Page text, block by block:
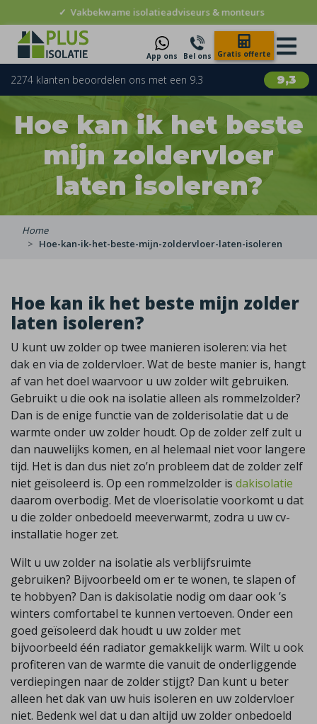
✓ Vakbekwame isolatieadviseurs & monteurs
App ons Bel ons Gratis offerte
9,3
2274 klanten beoordelen ons met een 9.3
Hoe kan ik het beste
mijn zoldervloer
laten isoleren?
Home
Hoe-kan-ik-het-beste-mijn-zoldervloer-laten-isoleren
Hoe kan ik het beste mijn zolder
laten isoleren?
U kunt uw zolder op twee manieren isoleren: via het
dak en via de zoldervloer. Wat de beste manier is, hangt
af van het doel waarvoor u uw zolder wilt gebruiken.
Gebruikt u die ook na isolatie alleen als rommelzolder?
Dan is de enige functie van de zolderisolatie dat u de
warmte onder uw zolder houdt. Op de zolder zelf zult u
dan nauwelijks komen, en al helemaal niet voor langere
tijd. Het is dan dus niet zo’n probleem dat de zolder zelf
niet geïsoleerd is. Op een rommelzolder is dakisolatie
daarom overbodig. Met de vloerisolatie voorkomt u dat
u die zolder onbedoeld meeverwarmt, zodra u uw cv-
installatie hoger zet.
Wilt u uw zolder na isolatie als verblijfsruimte
gebruiken? Bijvoorbeeld om er te wonen, te slapen of
te hobbyen? Dan is dakisolatie nodig om daar ook ’s
winters comfortabel te kunnen vertoeven. Onder een
goed geïsoleerd dak houdt u uw zolder met
bijvoorbeeld één radiator gemakkelijk warm. Wilt u ook
profiteren van de warmte die vanuit de onderliggende
verdiepingen naar de zolder stijgt? Dan kunt u beter
alleen het dak van uw huis isoleren en uw zoldervloer
niet. Bedenk wel dat u dan altijd uw zolder onbedoeld